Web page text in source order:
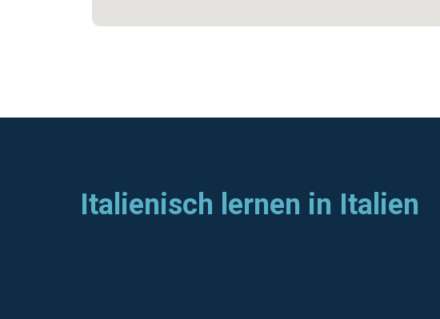
Italienisch lernen in Italien